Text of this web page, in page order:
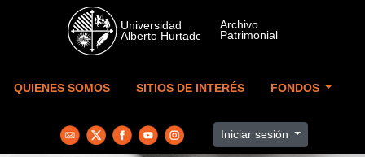
Skip to main content
QUIENES SOMOS SITIOS DE INTERÉS FONDOS
Iniciar sesión